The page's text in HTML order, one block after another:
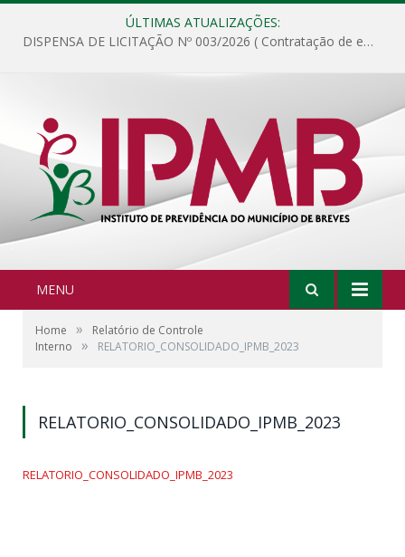
ÚLTIMAS ATUALIZAÇÕES:
DISPENSA DE LICITAÇÃO Nº 003/2026 ( Contratação de empresa para fornecimento de gêneros alimentícios não perecíveis, materiais de expediente, descartáveis, copa e cozinha, para análise e posterior publicação.)
MENU
Home »
Relatório de Controle
Interno
» RELATORIO_CONSOLIDADO_IPMB_2023
RELATORIO_CONSOLIDADO_IPMB_2023
RELATORIO_CONSOLIDADO_IPMB_2023